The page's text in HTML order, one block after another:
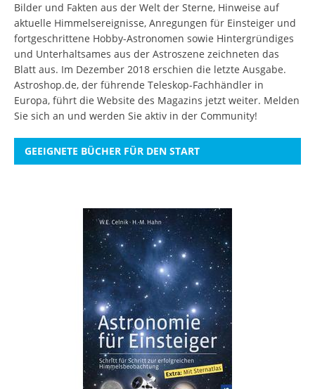
Bilder und Fakten aus der Welt der Sterne, Hinweise auf
aktuelle Himmelsereignisse, Anregungen für Einsteiger und
fortgeschrittene Hobby-Astronomen sowie Hintergründiges
und Unterhaltsames aus der Astroszene zeichneten das
Blatt aus. Im Dezember 2018 erschien die letzte Ausgabe.
Astroshop.de, der führende Teleskop-Fachhändler in
Europa, führt die Website des Magazins jetzt weiter. Melden
Sie sich an und werden Sie aktiv in der Community!
GEEIGNETE BÜCHER FÜR DEN START